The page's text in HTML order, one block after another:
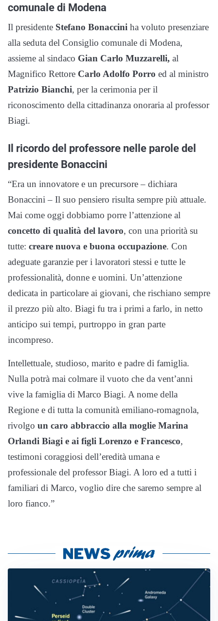
comunale di Modena
Il presidente Stefano Bonaccini ha voluto presenziare
alla seduta del Consiglio comunale di Modena,
assieme al sindaco Gian Carlo Muzzarelli, al
Magnifico Rettore Carlo Adolfo Porro ed al ministro
Patrizio Bianchi, per la cerimonia per il
riconoscimento della cittadinanza onoraria al professor
Biagi.
Il ricordo del professore nelle parole del
presidente Bonaccini
“Era un innovatore e un precursore – dichiara
Bonaccini – Il suo pensiero risulta sempre più attuale.
Mai come oggi dobbiamo porre l’attenzione al
concetto di qualità del lavoro, con una priorità su
tutte: creare nuova e buona occupazione. Con
adeguate garanzie per i lavoratori stessi e tutte le
professionalità, donne e uomini. Un’attenzione
dedicata in particolare ai giovani, che rischiano sempre
il prezzo più alto. Biagi fu tra i primi a farlo, in netto
anticipo sui tempi, purtroppo in gran parte
incompreso.
Intellettuale, studioso, marito e padre di famiglia.
Nulla potrà mai colmare il vuoto che da vent’anni
vive la famiglia di Marco Biagi. A nome della
Regione e di tutta la comunità emiliano-romagnola,
rivolgo un caro abbraccio alla moglie Marina
Orlandi Biagi e ai figli Lorenzo e Francesco,
testimoni coraggiosi dell’eredità umana e
professionale del professor Biagi. A loro ed a tutti i
familiari di Marco, voglio dire che saremo sempre al
loro fianco.”